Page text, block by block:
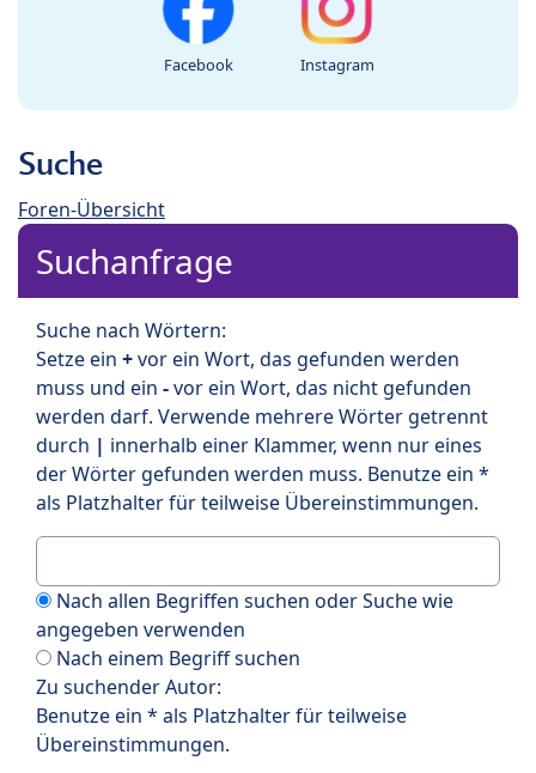
Facebook Instagram
Suche
Foren-Übersicht
Suchanfrage
Suche nach Wörtern:
Setze ein +vor ein Wort, das gefunden werden
muss und ein -vor ein Wort, das nicht gefunden
werden darf. Verwende mehrere Wörter getrennt
durch | innerhalb einer Klammer, wenn nur eines
der Wörter gefunden werden muss. Benutze ein *
als Platzhalter für teilweise Übereinstimmungen.
Nach allen Begriffen suchen oder Suche wie
angegeben verwenden
Nach einem Begriff suchen
Zu suchender Autor:
Benutze ein * als Platzhalter für teilweise
Übereinstimmungen.